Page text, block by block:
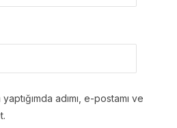
adımı, e-postamı ve